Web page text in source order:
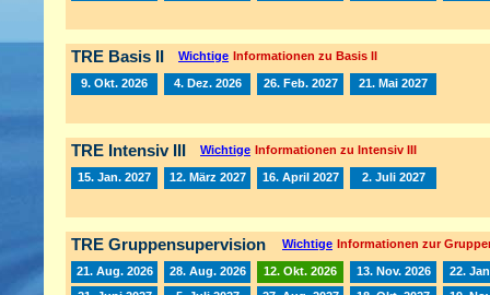
TRE Basis II Wichtige Informationen zu Basis II
9. Okt. 2026 4. Dez. 2026 26. Feb. 2027 21. Mai 2027
TRE Intensiv III Wichtige Informationen zu Intensiv III
15. Jan. 2027 12. März 2027 16. April 2027 2. Juli 2027
TRE Gruppensupervision Wichtige Informationen zur
21. Aug. 2026 28. Aug. 2026 12. Okt. 2026 13. Nov. 2026
22.